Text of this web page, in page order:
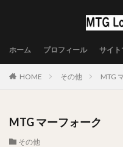
ホーム プロフィール サイト
HOME その他 MTG
MTG マーフォーク
その他